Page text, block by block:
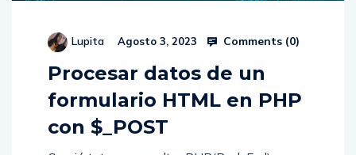
Lupita Agosto 3, 2023 Comments (0)
Procesar datos de un
formulario HTML en PHP
con $_POST